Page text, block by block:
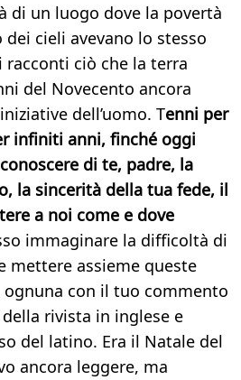
di un luogo dove la povertà
dei cieli avevano lo stesso
ciò che la terra
del Novecento ancora
dell’uomo. Tenni per
infiniti anni, finché oggi
di te, padre, la
la sincerità della tua fede, il
a noi come e dove
immaginare la difficoltà di
mettere assieme queste
con il tuo commento
rivista in inglese e
del latino. Era il Natale del
ancora leggere, ma